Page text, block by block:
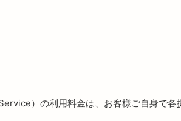
）の利用料金は、お客様ご自身で各